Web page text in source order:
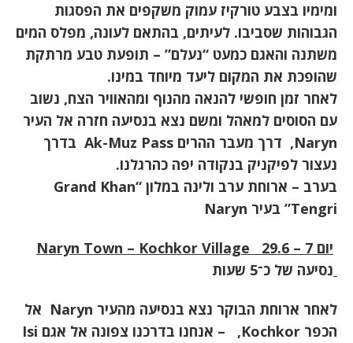
ומימיו בצבע טורקיז עמוק משקפים את הפסגות
הגבוהות שסביבו. לעיתים, בהתאם לעונה, מפלס המים
משתנה והאגם כמעט “נעלם” – תופעת טבע מרתקת
שהופכת את המקום ליעד מיוחד במינו.
לאחר זמן חופשי להנאה מהנוף ומהאוויר הצח, נשוב
עם הסוסים למאהל ומשם נצא בנסיעה חזרה אל העיר
Naryn,
דרך מעבר ההרים Ak-Muz Pass בדרך
נעצור לפיקניק בנקודה יפה כהרגלנו.
בערב – ארוחת ערב ולינה במלון “Grand Khan
Tengri”
בעיר
יום 7 – 29.6
נסיעה של כ־5 שעות
לאחר ארוחת הבוקר נצא בנסיעה מהעיר Naryn אל
הכפר Kochkor, – אנחנו בדרכנו צפונה אל אגם Isi